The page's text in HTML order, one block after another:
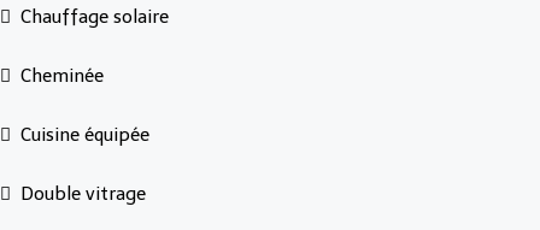
Chauffage solaire
Cheminée
Cuisine équipée
Double vitrage